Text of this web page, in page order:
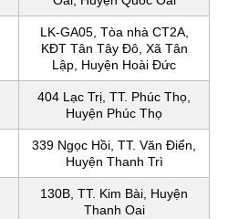
LK-GA05, Tòa nhà CT2A,
KĐT Tân Tây Đô, Xã Tân
Lập, Huyện Hoài Đức
404 Lạc Trị, TT. Phúc Thọ,
Huyện Phúc Thọ
339 Ngọc Hồi, TT. Văn Điển,
Huyện Thanh Trì
130B, TT. Kim Bài, Huyện
Thanh Oai